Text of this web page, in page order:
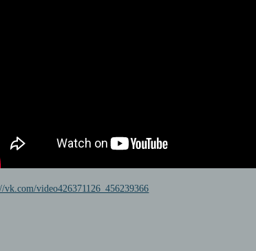
vk.com/video426371126_456239366